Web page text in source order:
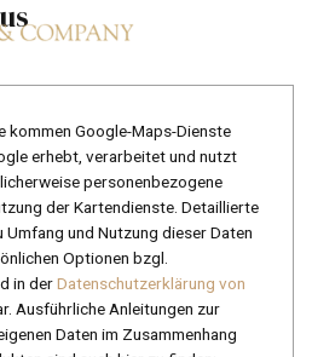
kommen Google-Maps-Dienste
erhebt, verarbeitet und nutzt
personenbezogene
der Kartendienste. Detaillierte
Umfang und Nutzung dieser Daten
Optionen bzgl.
in derDatenschutzerklärung von
Ausführliche Anleitungen zur
Daten im Zusammenhang